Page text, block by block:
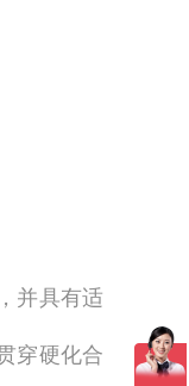
并具有适
穿硬化合